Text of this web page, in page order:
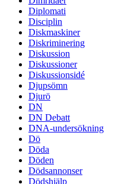
Diplomati
Disciplin
Diskmaskiner
Diskriminering
Diskussion
Diskussioner
Diskussionsidé
Djupsömn
Djurö
DN
DN Debatt
DNA-undersökning
Dö
Döda
Döden
Dödsannonser
Dödshjälp